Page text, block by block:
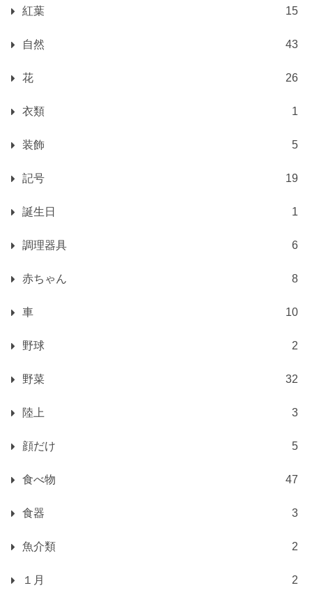
紅葉 15
自然 43
花 26
衣類 1
装飾 5
記号 19
誕生日 1
調理器具 6
赤ちゃん 8
車 10
野球 2
野菜 32
陸上 3
顔だけ 5
食べ物 47
食器 3
魚介類 2
１月 2